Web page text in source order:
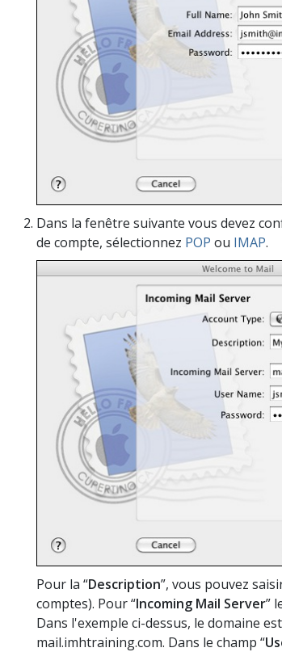
Dans la fenêtre suivante vous devez
de compte, sélectionnez POP ou IMAP.
Pour la “Description”, vous pouvez
comptes). Pour“Incoming Mail Server”
Dans l'exemple ci-dessus, le domaine est
mail.imhtraining.com. Dans le champ “